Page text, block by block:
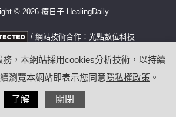
© 2026 療日子 HealingDaily
/ 網站技術合作： 光點數位科技
，本網站採用cookies分析技術，以持續
瀏覽本網站即表示您同意隱私權政策 。
了解 關閉